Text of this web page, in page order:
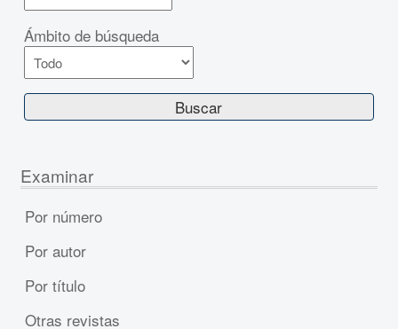
Ámbito de búsqueda
Examinar
Por número
Por autor
Por título
Otras revistas